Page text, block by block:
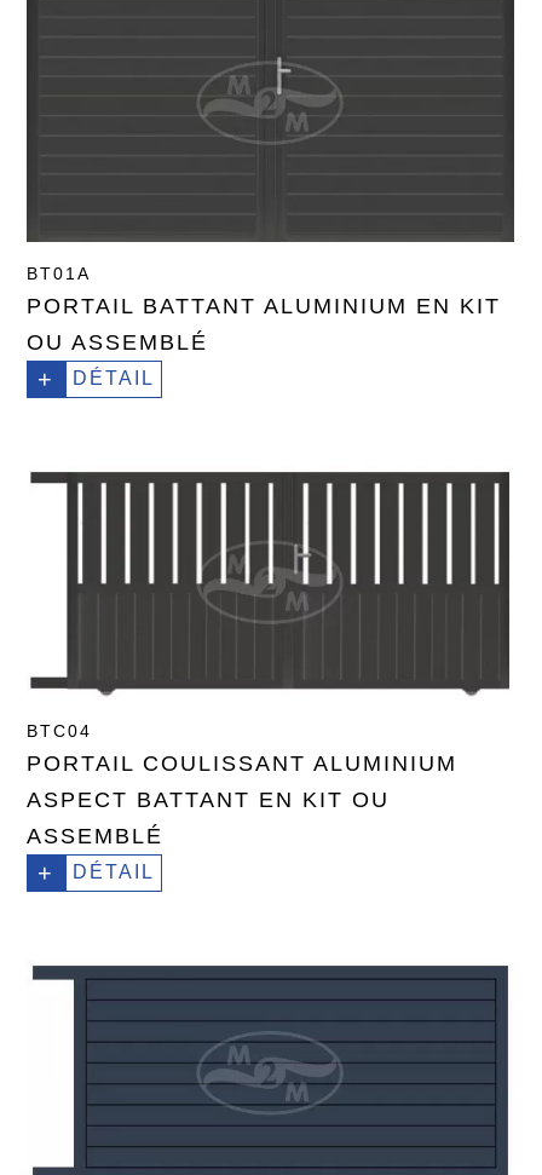
BT01A
PORTAIL BATTANT ALUMINIUM EN KIT
OU ASSEMBLÉ
+ DÉTAIL
BTC04
PORTAIL COULISSANT ALUMINIUM
ASPECT BATTANT EN KIT OU
ASSEMBLÉ
+ DÉTAIL